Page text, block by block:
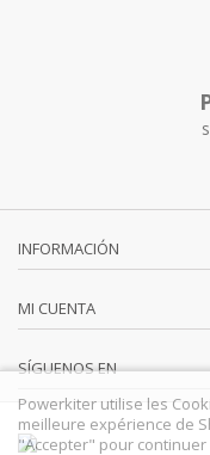
INFORMACIÓN
MI CUENTA
SÍGUENOS EN
Powerkiter utilise les
meilleure expérience de
"Accepter" pour